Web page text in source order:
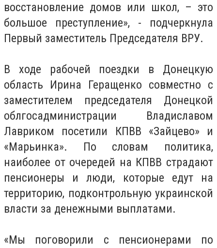
восстановление домов или школ, – это
большое преступление», - подчеркнула
Первый заместитель Председателя ВРУ.
В ходе рабочей поездки в Донецкую
область Ирина Геращенко совместно с
заместителем председателя Донецкой
облгосадминистрации Владиславом
Лавриком посетили КПВВ «Зайцево» и
«Марьинка». По словам политика,
наиболее от очередей на КПВВ страдают
пенсионеры и люди, которые едут на
территорию, подконтрольную украинской
власти за денежными выплатами.
«Мы поговорили с пенсионерами по